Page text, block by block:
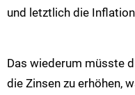
und letztlich die
Das wiederum müsste
die Zinsen zu erhöhen,